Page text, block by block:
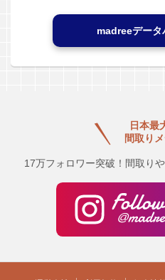
madreeデータ
日本最
間取り
17万フォロワー突破！間取り